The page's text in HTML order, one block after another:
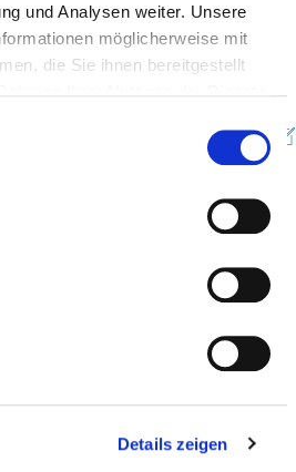
und Analysen weiter. Unsere
möglicherweise mit
die Sie ihnen bereitgestellt
Details zeigen
diakonie.de/medizinische...